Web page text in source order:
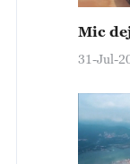
Mic
31-Jul-